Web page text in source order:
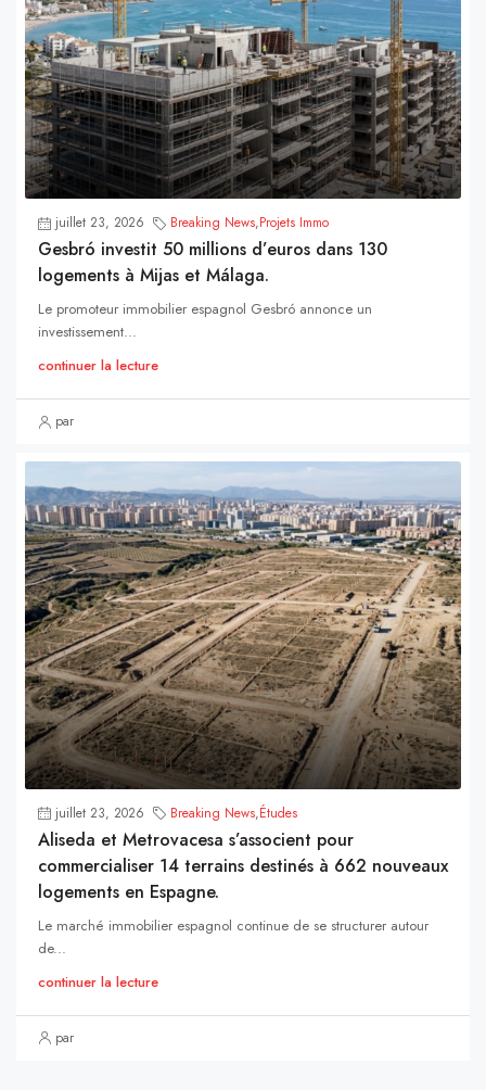
juillet 23, 2026 Breaking News,Projets Immo
Gesbró investit 50 millions d’euros dans 130
logements à Mijas et Málaga.
Le promoteur immobilier espagnol Gesbró annonce un
investissement...
continuer la lecture
par
juillet 23, 2026 Breaking News,Études
Aliseda et Metrovacesa s’associent pour
commercialiser 14 terrains destinés à 662 nouveaux
logements en Espagne.
Le marché immobilier espagnol continue de se structurer autour
de...
continuer la lecture
par